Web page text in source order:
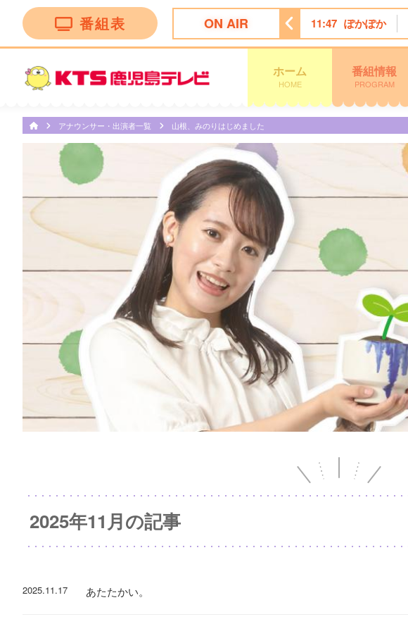
番組表 ON AIR
ごしま 11:30 ＦＮＮ Ｌｉｖｅ Ｎｅｗｓ ｄａｙｓ 11:47 ぽかぽか
ホーム
HOME
番組情報
PROGRAM
アナウンサー・出演者一覧 山根、みのりはじめました
2025年11月の記事
2025.11.17 あたたかい。